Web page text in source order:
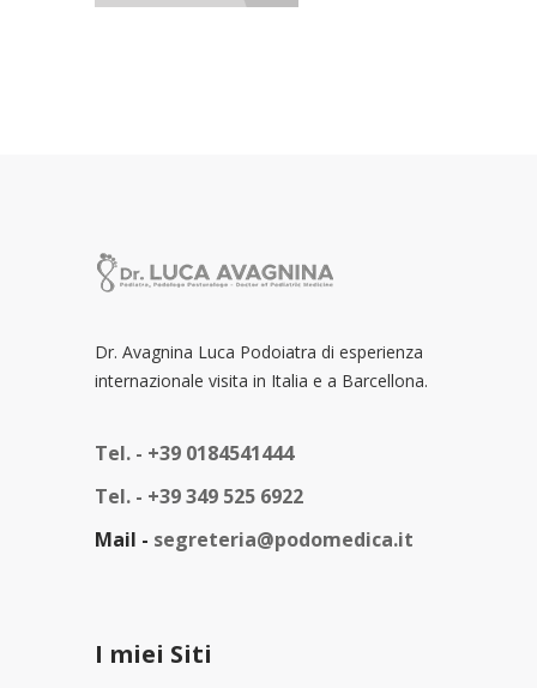
Dr. Avagnina Luca Podoiatra di esperienza
internazionale visita in Italia e a Barcellona.
Tel. - +39 0184541444
Tel. - +39 349 525 6922
Mail - segreteria@podomedica.it
I miei Siti